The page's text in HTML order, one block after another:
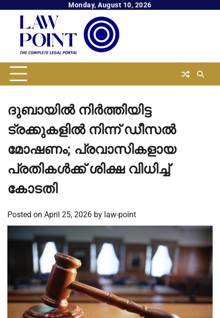
content
Monday, August 10, 2026
ദുബായില്‍ നിര്‍ത്തിയിട്ട
ട്രക്കുകളില്‍ നിന്ന് ഡീസല്‍
മോഷണം; പ്രവാസികളായ
പ്രതികൾക്ക് ശിക്ഷ വിധിച്ച്
കോടതി
Posted on April 25, 2026 by law-point